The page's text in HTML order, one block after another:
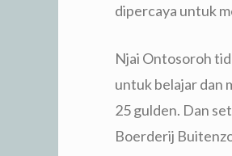
dipercaya untuk
Njai Ontosoroh
untuk belajar dan
25 gulden. Dan
Boerderij